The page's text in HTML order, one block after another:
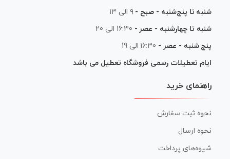
شنبه تا پنج‌شنبه - صبح - ۹ الی ۱۳
شنبه تا چهارشنبه - عصر - 16:30 الی 20
پنج شنبه - عصر - 16:30 الی 19
ایام تعطیلات رسمی فروشگاه تعطیل می باشد
راهنمای خرید
نحوه ثبت سفارش
نحوه ارسال
شیوه‌های پرداخت